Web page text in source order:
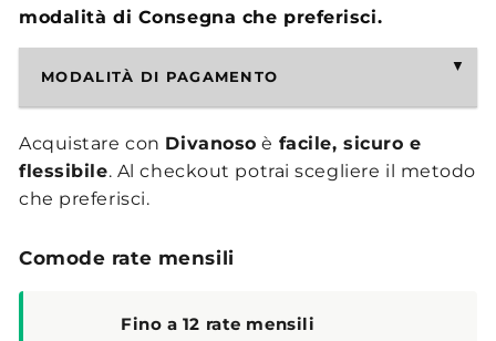
modalità di Consegna che preferisci.
MODALITÀ DI PAGAMENTO
Acquistare con Divanoso è facile, sicuro e
flessibile. Al checkout potrai scegliere il metodo
che preferisci.
Comode rate mensili
Fino a 12 rate mensili